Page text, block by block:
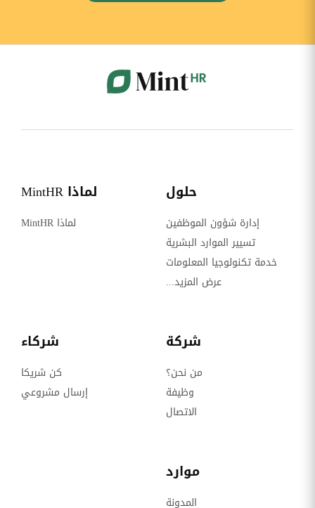
حلول
إدارة شؤون الموظفين
تسيير الموارد البشرية
خدمة تكنولوجيا المعلومات
عرض المزيد...
لماذا MintHR
لماذا MintHR
شركة
من نحن؟
وظيفة
الاتصال
شركاء
كن شريكا
إرسال مشروعي
موارد
المدونة